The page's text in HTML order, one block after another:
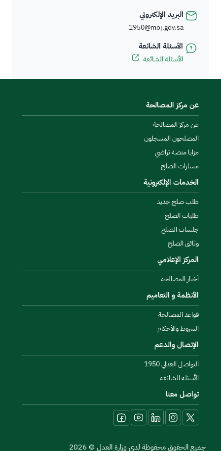
البريد الإلكتروني
1950@moj.gov.sa
الأسئلة الشائعة
الأسئلة الشائعة
عن مركز المصالحة
عن مركز المصالحة
المصلحون المسجلون
مزايا منصة تراضي
مسارات الصلح
الخدمات الإلكترونية
طلب صلح جديد
طلبات الصلح
جلسات الصلح
وثائق الصلح
المركز الإعلامي
أخبار المصالحة
الأنظمة و التعاميم
قواعد المصالحة
الشروط والأحكام
الإتصال والدعم
التواصل العدلي 1950
الأسئلة الشائعة
تواصل معنا
جميع الحقوق محفوظة لدى وزارة العدل ©
2026